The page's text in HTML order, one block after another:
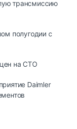
трансмиссию
полугодии с
на СТО
Daimler